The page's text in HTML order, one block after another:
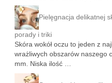
Pielęgnacja delikatnej
porady i triki
Skóra wokół oczu to jeden z
wrażliwych obszarów naszego
mm. Niska ilość …